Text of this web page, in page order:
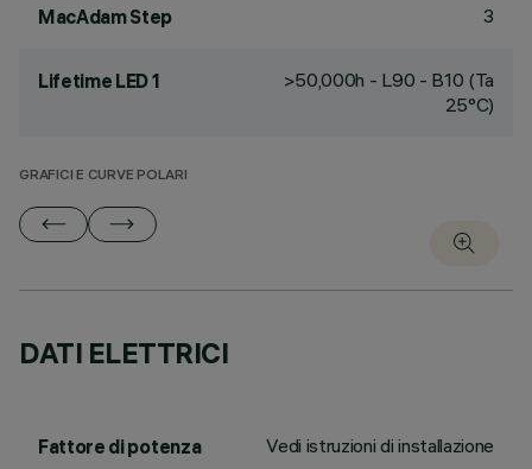
MacAdam Step 3
Lifetime LED 1
>50,000h - L90 - B10 (Ta
25°C)
GRAFICI E CURVE POLARI
DATI ELETTRICI
Fattore di potenza Vedi istruzioni di installazione